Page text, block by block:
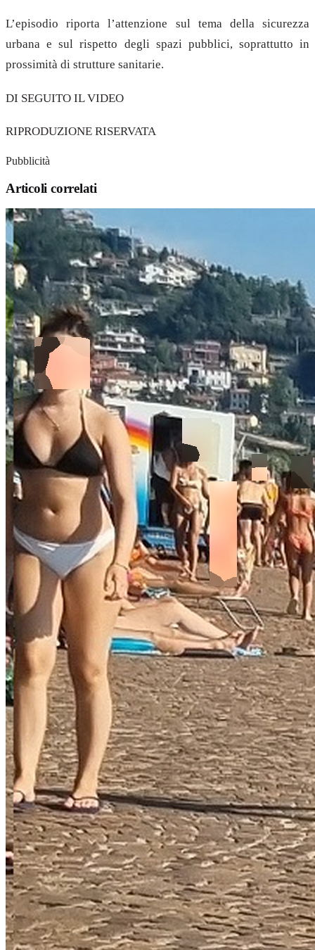
L’episodio riporta l’attenzione sul tema della sicurezza
urbana e sul rispetto degli spazi pubblici, soprattutto in
prossimità di strutture sanitarie.
DI SEGUITO IL VIDEO
RIPRODUZIONE RISERVATA
Pubblicità
Articoli correlati